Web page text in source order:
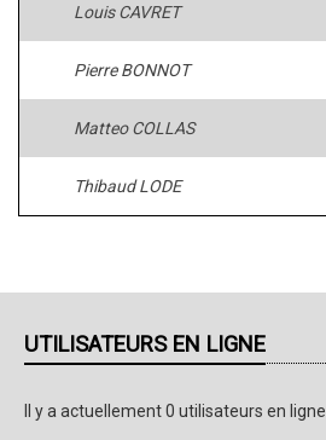
Louis CAVRET
Pierre BONNOT
Matteo COLLAS
Thibaud LODE
UTILISATEURS EN LIGNE
Il y a actuellement 0 utilisateurs en ligne.